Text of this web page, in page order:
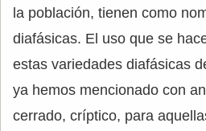
la población, tienen como
diafásicas. El uso que se
estas variedades diafásicas
ya hemos mencionado con
cerrado, críptico, para